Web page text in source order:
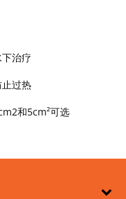
治疗
过热
和5cm²可选